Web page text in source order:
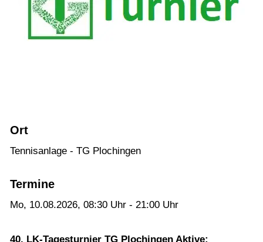
10-25)
LK - Tagesturnier - Aktive: 12.08.2026 (LK
01-18)
01-25)
Ort
Tennisanlage - TG Plochingen
Termine
Mo, 10.08.2026, 08:30 Uhr - 21:00 Uhr
40. LK-Tagesturnier TG Plochingen Aktive: